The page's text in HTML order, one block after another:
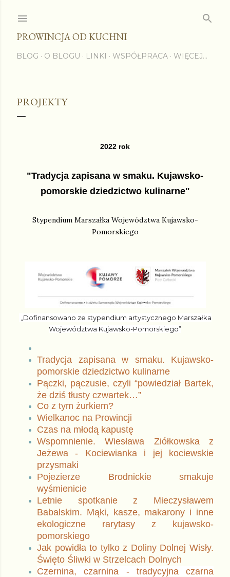
PROWINCJA OD KUCHNI
BLOG O BLOGU LINKI WSPÓŁPRACA WIĘCEJ…
PROJEKTY
2022 rok
"Tradycja zapisana w smaku. Kujawsko-
pomorskie dziedzictwo kulinarne"
Stypendium Marszałka Województwa Kujawsko-
Pomorskiego
„Dofinansowano ze stypendium artystycznego Marszałka
Województwa Kujawsko-Pomorskiego”
Tradycja zapisana w smaku. Kujawsko-
pomorskie dziedzictwo kulinarne
Pączki, pączusie, czyli “powiedział Bartek,
że dziś tłusty czwartek…”
Co z tym żurkiem?
Wielkanoc na Prowincji
Czas na młodą kapustę
Wspomnienie. Wiesława Ziółkowska z
Jeżewa - Kociewianka i jej kociewskie
przysmaki
Pojezierze Brodnickie smakuje
wyśmienicie
Letnie spotkanie z Mieczysławem
Babalskim. Mąki, kasze, makarony i inne
ekologiczne rarytasy z kujawsko-
pomorskiego
Jak powidła to tylko z Doliny Dolnej Wisły.
Święto Śliwki w Strzelcach Dolnych
Czernina, czarnina - tradycyjna czarna